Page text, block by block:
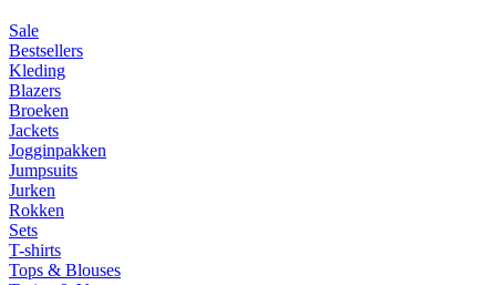
Sale
Bestsellers
Kleding
Blazers
Broeken
Jackets
Jogginpakken
Jumpsuits
Jurken
Rokken
Sets
T-shirts
Tops & Blouses